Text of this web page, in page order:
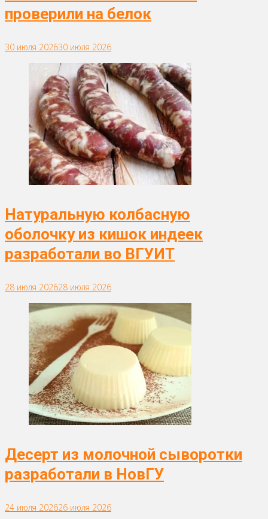
проверили на белок
30 июля 202630 июля 2026
Натуральную колбасную
оболочку из кишок индеек
разработали во ВГУИТ
28 июля 202628 июля 2026
Десерт из молочной сыворотки
разработали в НовГУ
24 июля 202626 июля 2026